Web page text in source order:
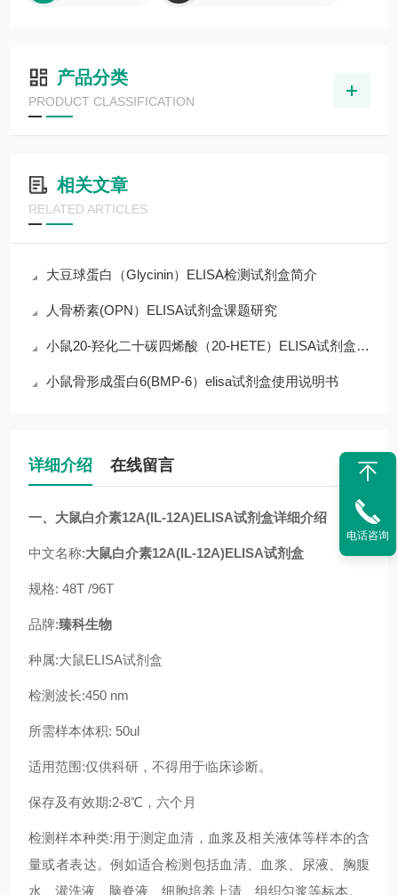
产品分类
PRODUCT CLASSIFICATION
相关文章
RELATED ARTICLES
大豆球蛋白（Glycinin）ELISA检测试剂盒简介
人骨桥素(OPN）ELISA试剂盒课题研究
小鼠20-羟化二十碳四烯酸（20-HETE）ELISA试剂盒操作说明
小鼠骨形成蛋白6(BMP-6）elisa试剂盒使用说明书
详细介绍 在线留言
一、 大鼠白介素12A(IL-12A)ELISA试剂盒详细介绍
中文名称:大鼠白介素12A(IL-12A)ELISA试剂盒
规格: 48T /96T
品牌:臻科生物
种属:大鼠ELISA试剂盒
检测波长:450 nm
所需样本体积: 50ul
适用范围:仅供科研，不得用于临床诊断。
保存及有效期:2-8℃，六个月
检测样本种类:用于测定血清，血浆及相关液体等样本的含
量或者表达。例如适合检测包括血清、血浆、尿液、胸腹
水、灌洗液、脑脊液、细胞培养上清、组织匀浆等标本。
电话咨询